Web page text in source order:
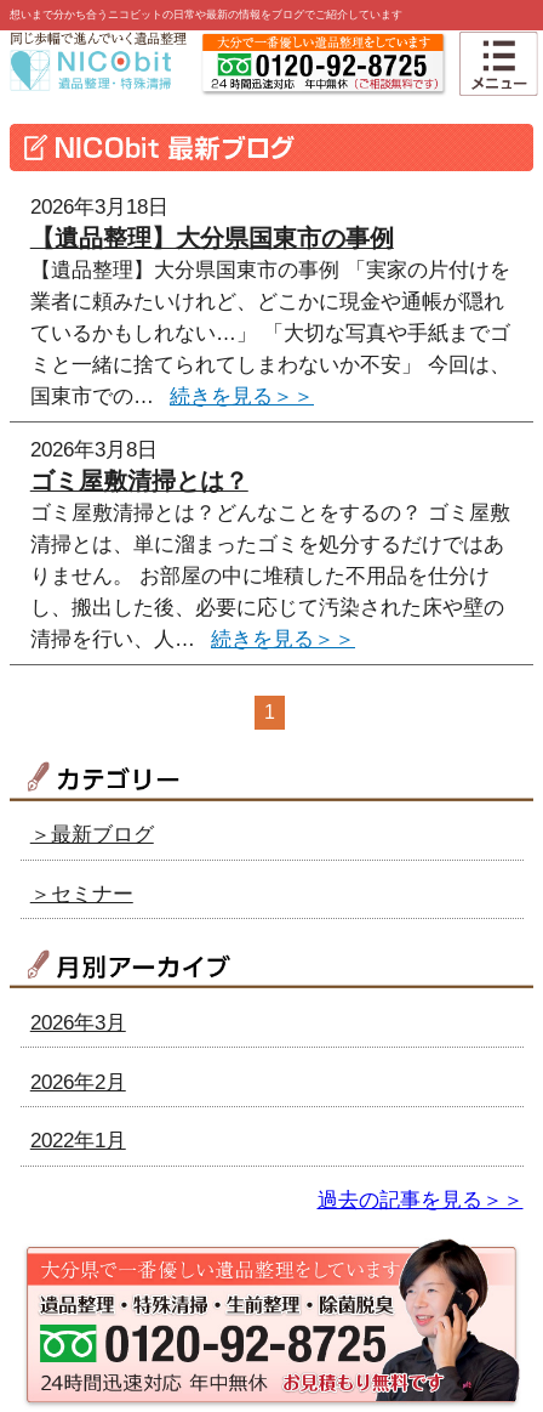
想いまで分かち合うニコビットの日常や最新の情報をブログでご紹介しています
2026年3月18日
【遺品整理】大分県国東市の事例
【遺品整理】大分県国東市の事例 「実家の片付けを
業者に頼みたいけれど、どこかに現金や通帳が隠れ
ているかもしれない…」 「大切な写真や手紙までゴ
ミと一緒に捨てられてしまわないか不安」 今回は、
国東市での…
2026年3月8日
ゴミ屋敷清掃とは？
ゴミ屋敷清掃とは？どんなことをするの？ ゴミ屋敷
清掃とは、単に溜まったゴミを処分するだけではあ
りません。 お部屋の中に堆積した不用品を仕分け
し、搬出した後、必要に応じて汚染された床や壁の
清掃を行い、人…
1
＞最新ブログ
＞セミナー
2026年3月
2026年2月
2022年1月
過去の記事を見る＞＞